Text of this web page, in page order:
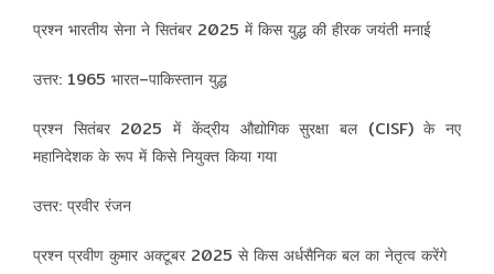
प्रश्न भारतीय सेना ने सितंबर 2025 में किस युद्ध की हीरक जयंती मनाई
उत्तर: 1965 भारत–पाकिस्तान युद्ध
प्रश्न सितंबर 2025 में केंद्रीय औद्योगिक सुरक्षा बल (CISF) के नए
महानिदेशक के रूप में किसे नियुक्त किया गया
उत्तर: प्रवीर रंजन
प्रश्न प्रवीण कुमार अक्टूबर 2025 से किस अर्धसैनिक बल का नेतृत्व करेंगे